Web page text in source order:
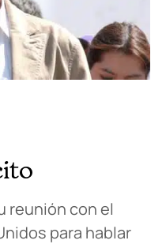
reunión con el
para hablar